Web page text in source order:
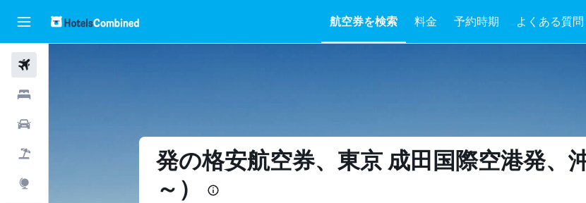
航空券を検索 料金 予約時期 よくある質
発の格安航空券、東京 成田国際空港​発​、
～）